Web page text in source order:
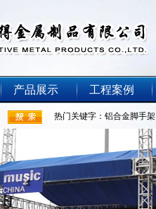
产品展示 工程案例
热门关键字： 铝合金脚手架